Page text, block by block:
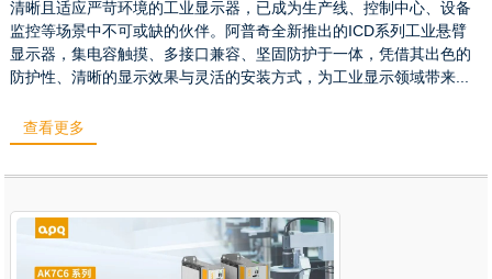
清晰且适应严苛环境的工业显示器，已成为生产线、控制中心、设备
监控等场景中不可或缺的伙伴。阿普奇全新推出的ICD系列工业悬臂
显示器，集电容触摸、多接口兼容、坚固防护于一体，凭借其出色的
防护性、清晰的显示效果与灵活的安装方式，为工业显示领域带来...
查看更多